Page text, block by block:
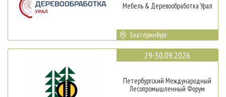
Мебель & Деревообработка Урал
Екатеринбург
29-30.09.2026
Петербургский Международный
Лесопромышленный Форум